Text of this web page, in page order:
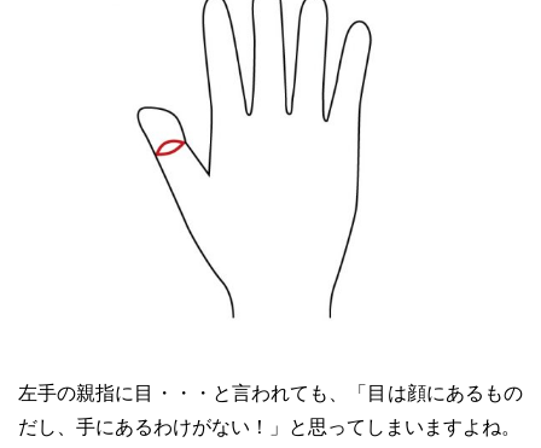
左手の親指に目・・・と言われても、「目は顔にあるもの
だし、手にあるわけがない！」と思ってしまいますよね。